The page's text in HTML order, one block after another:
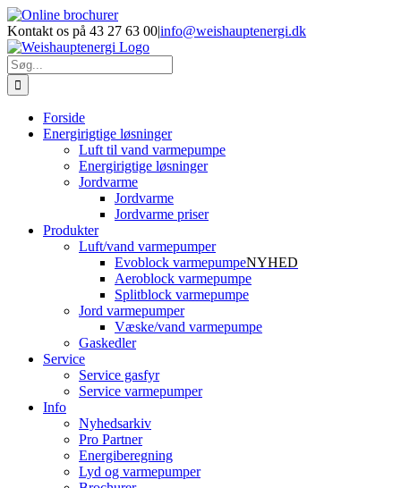
Skip
to
content
Facebook
LinkedIn
YouTube
Online
brochurer
E-
mail
Phone
Kontakt os på 43 27 63 00|info@weishauptenergi.dk
Søg
efter:
Forside
Energirigtige løsninger
Luft til vand varmepumpe
Energirigtige løsninger
Jordvarme
Jordvarme
Jordvarme priser
Produkter
Luft/vand varmepumper
Evoblock varmepumpeNYHED
Aeroblock varmepumpe
Splitblock varmepumpe
Jord varmepumper
Væske/vand varmepumpe
Gaskedler
Service
Service gasfyr
Service varmepumper
Info
Nyhedsarkiv
Pro Partner
Energiberegning
Lyd og varmepumper